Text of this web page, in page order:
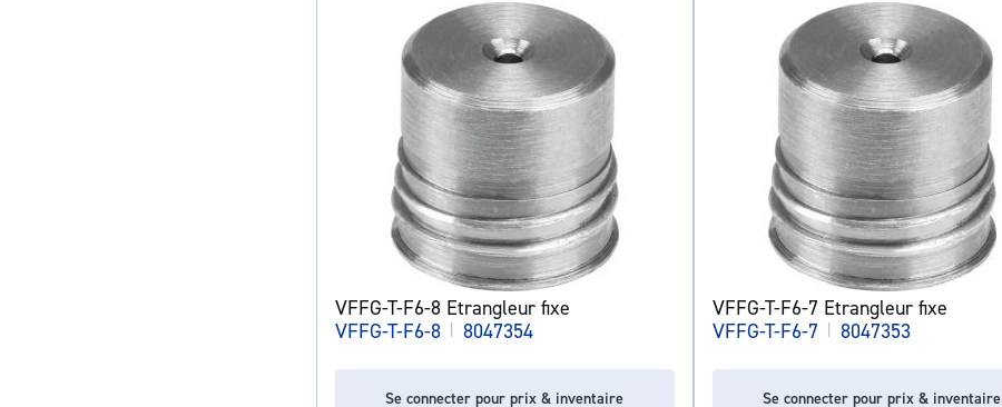
VFFG-T-F6-8 Etrangleur fixe
VFFG-T-F6-8 | 8047354
Se connecter pour prix & inventaire
VFFG-T-F6-7 Etrangleur fixe
VFFG-T-F6-7 | 8047353
Se connecter pour prix & inventaire